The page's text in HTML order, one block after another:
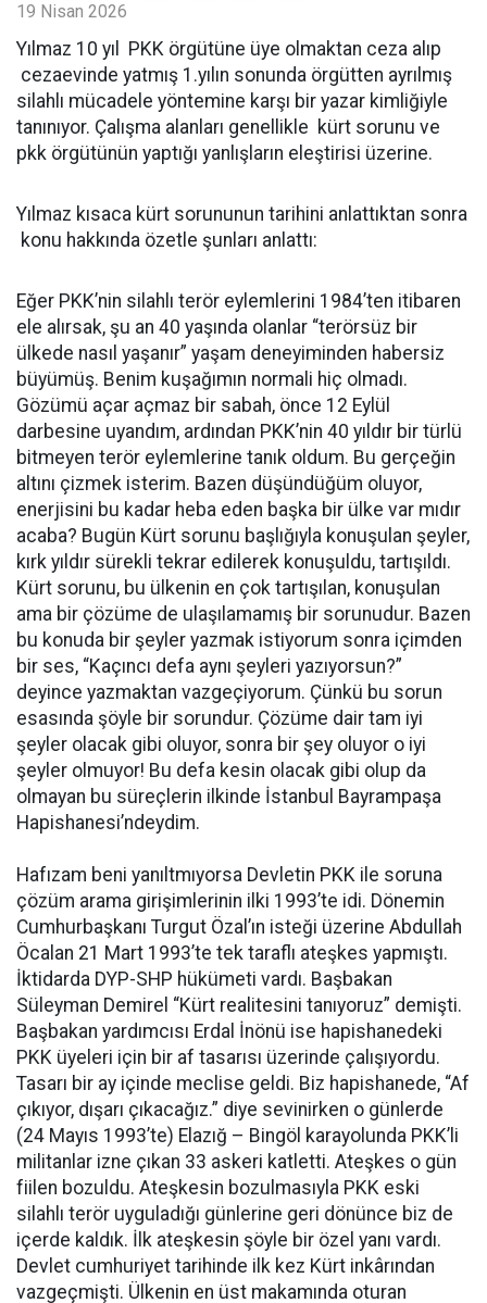
19 Nisan 2026
Yılmaz 10 yıl PKK örgütüne üye olmaktan ceza alıp
cezaevinde yatmış 1.yılın sonunda örgütten ayrılmış
silahlı mücadele yöntemine karşı bir yazar kimliğiyle
tanınıyor. Çalışma alanları genellikle kürt sorunu ve
pkk örgütünün yaptığı yanlışların eleştirisi üzerine.
Yılmaz kısaca kürt sorununun tarihini anlattıktan sonra
konu hakkında özetle şunları anlattı:
Eğer PKK’nin silahlı terör eylemlerini 1984’ten itibaren
ele alırsak, şu an 40 yaşında olanlar “terörsüz bir
ülkede nasıl yaşanır” yaşam deneyiminden habersiz
büyümüş. Benim kuşağımın normali hiç olmadı.
Gözümü açar açmaz bir sabah, önce 12 Eylül
darbesine uyandım, ardından PKK’nin 40 yıldır bir türlü
bitmeyen terör eylemlerine tanık oldum. Bu gerçeğin
altını çizmek isterim. Bazen düşündüğüm oluyor,
enerjisini bu kadar heba eden başka bir ülke var mıdır
acaba? Bugün Kürt sorunu başlığıyla konuşulan şeyler,
kırk yıldır sürekli tekrar edilerek konuşuldu, tartışıldı.
Kürt sorunu, bu ülkenin en çok tartışılan, konuşulan
ama bir çözüme de ulaşılamamış bir sorunudur. Bazen
bu konuda bir şeyler yazmak istiyorum sonra içimden
bir ses, “Kaçıncı defa aynı şeyleri yazıyorsun?”
deyince yazmaktan vazgeçiyorum. Çünkü bu sorun
esasında şöyle bir sorundur. Çözüme dair tam iyi
şeyler olacak gibi oluyor, sonra bir şey oluyor o iyi
şeyler olmuyor! Bu defa kesin olacak gibi olup da
olmayan bu süreçlerin ilkinde İstanbul Bayrampaşa
Hapishanesi’ndeydim.
Hafızam beni yanıltmıyorsa Devletin PKK ile soruna
çözüm arama girişimlerinin ilki 1993’te idi. Dönemin
Cumhurbaşkanı Turgut Özal’ın isteği üzerine Abdullah
Öcalan 21 Mart 1993’te tek taraflı ateşkes yapmıştı.
İktidarda DYP-SHP hükümeti vardı. Başbakan
Süleyman Demirel “Kürt realitesini tanıyoruz” demişti.
Başbakan yardımcısı Erdal İnönü ise hapishanedeki
PKK üyeleri için bir af tasarısı üzerinde çalışıyordu.
Tasarı bir ay içinde meclise geldi. Biz hapishanede, “Af
çıkıyor, dışarı çıkacağız.” diye sevinirken o günlerde
(24 Mayıs 1993’te) Elazığ – Bingöl karayolunda PKK’li
militanlar izne çıkan 33 askeri katletti. Ateşkes o gün
fiilen bozuldu. Ateşkesin bozulmasıyla PKK eski
silahlı terör uyguladığı günlerine geri dönünce biz de
içerde kaldık. İlk ateşkesin şöyle bir özel yanı vardı.
Devlet cumhuriyet tarihinde ilk kez Kürt inkârından
vazgeçmişti. Ülkenin en üst makamında oturan